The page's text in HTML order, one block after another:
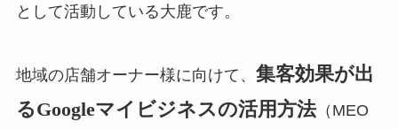
として活動している大鹿です。
地域の店舗オーナー様に向けて、 集客効果が出
るGoogleマイビジネスの活用方法（MEO